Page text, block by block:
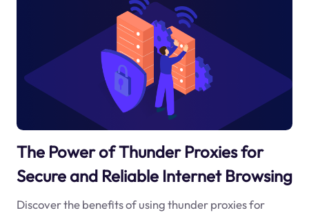
The Power of Thunder Proxies for
Secure and Reliable Internet Browsing
Discover the benefits of using thunder proxies for